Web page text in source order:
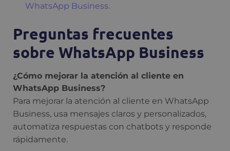
WhatsApp Business.
Preguntas frecuentes
sobre WhatsApp Business
¿Cómo mejorar la atención al cliente en
WhatsApp Business?
Para mejorar la atención al cliente en WhatsApp
Business, usa mensajes claros y personalizados,
automatiza respuestas con chatbots y responde
rápidamente.